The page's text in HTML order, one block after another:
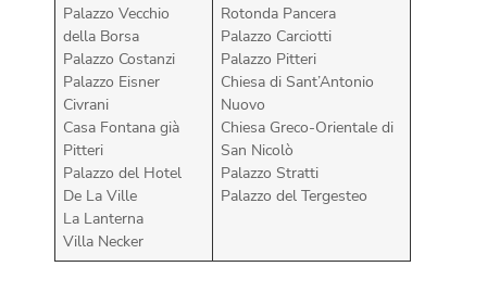
Palazzo Vecchio
della Borsa
Palazzo Costanzi
Palazzo Eisner
Civrani
Casa Fontana già
Pitteri
Palazzo del Hotel
De La Ville
La Lanterna
Villa Necker
Rotonda Pancera
Palazzo Carciotti
Palazzo Pitteri
Chiesa di Sant’Antonio
Nuovo
Chiesa Greco-Orientale di
San Nicolò
Palazzo Stratti
Palazzo del Tergesteo